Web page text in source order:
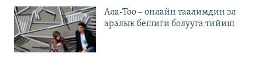
Ала-Тоо – онлайн таалимдин эл
аралык бешиги болууга тийиш